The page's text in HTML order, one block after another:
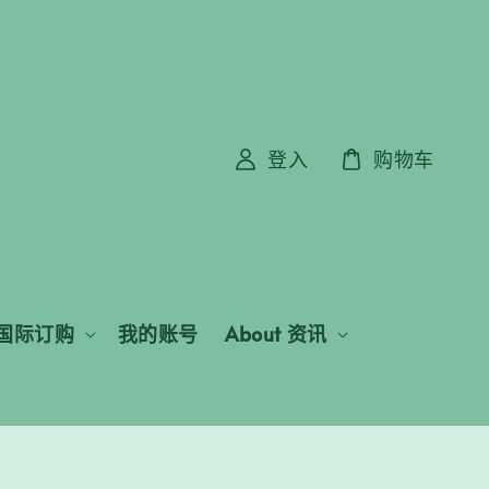
际订购 我的账号 About 资讯
登入 购物车